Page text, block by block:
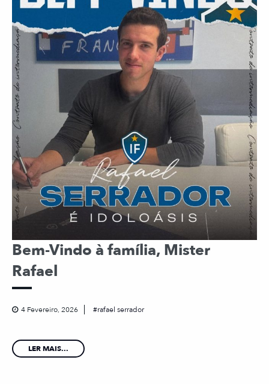
Bem-Vindo à família, Mister
Rafael
4 Fevereiro, 2026 rafael serrador
LER MAIS...